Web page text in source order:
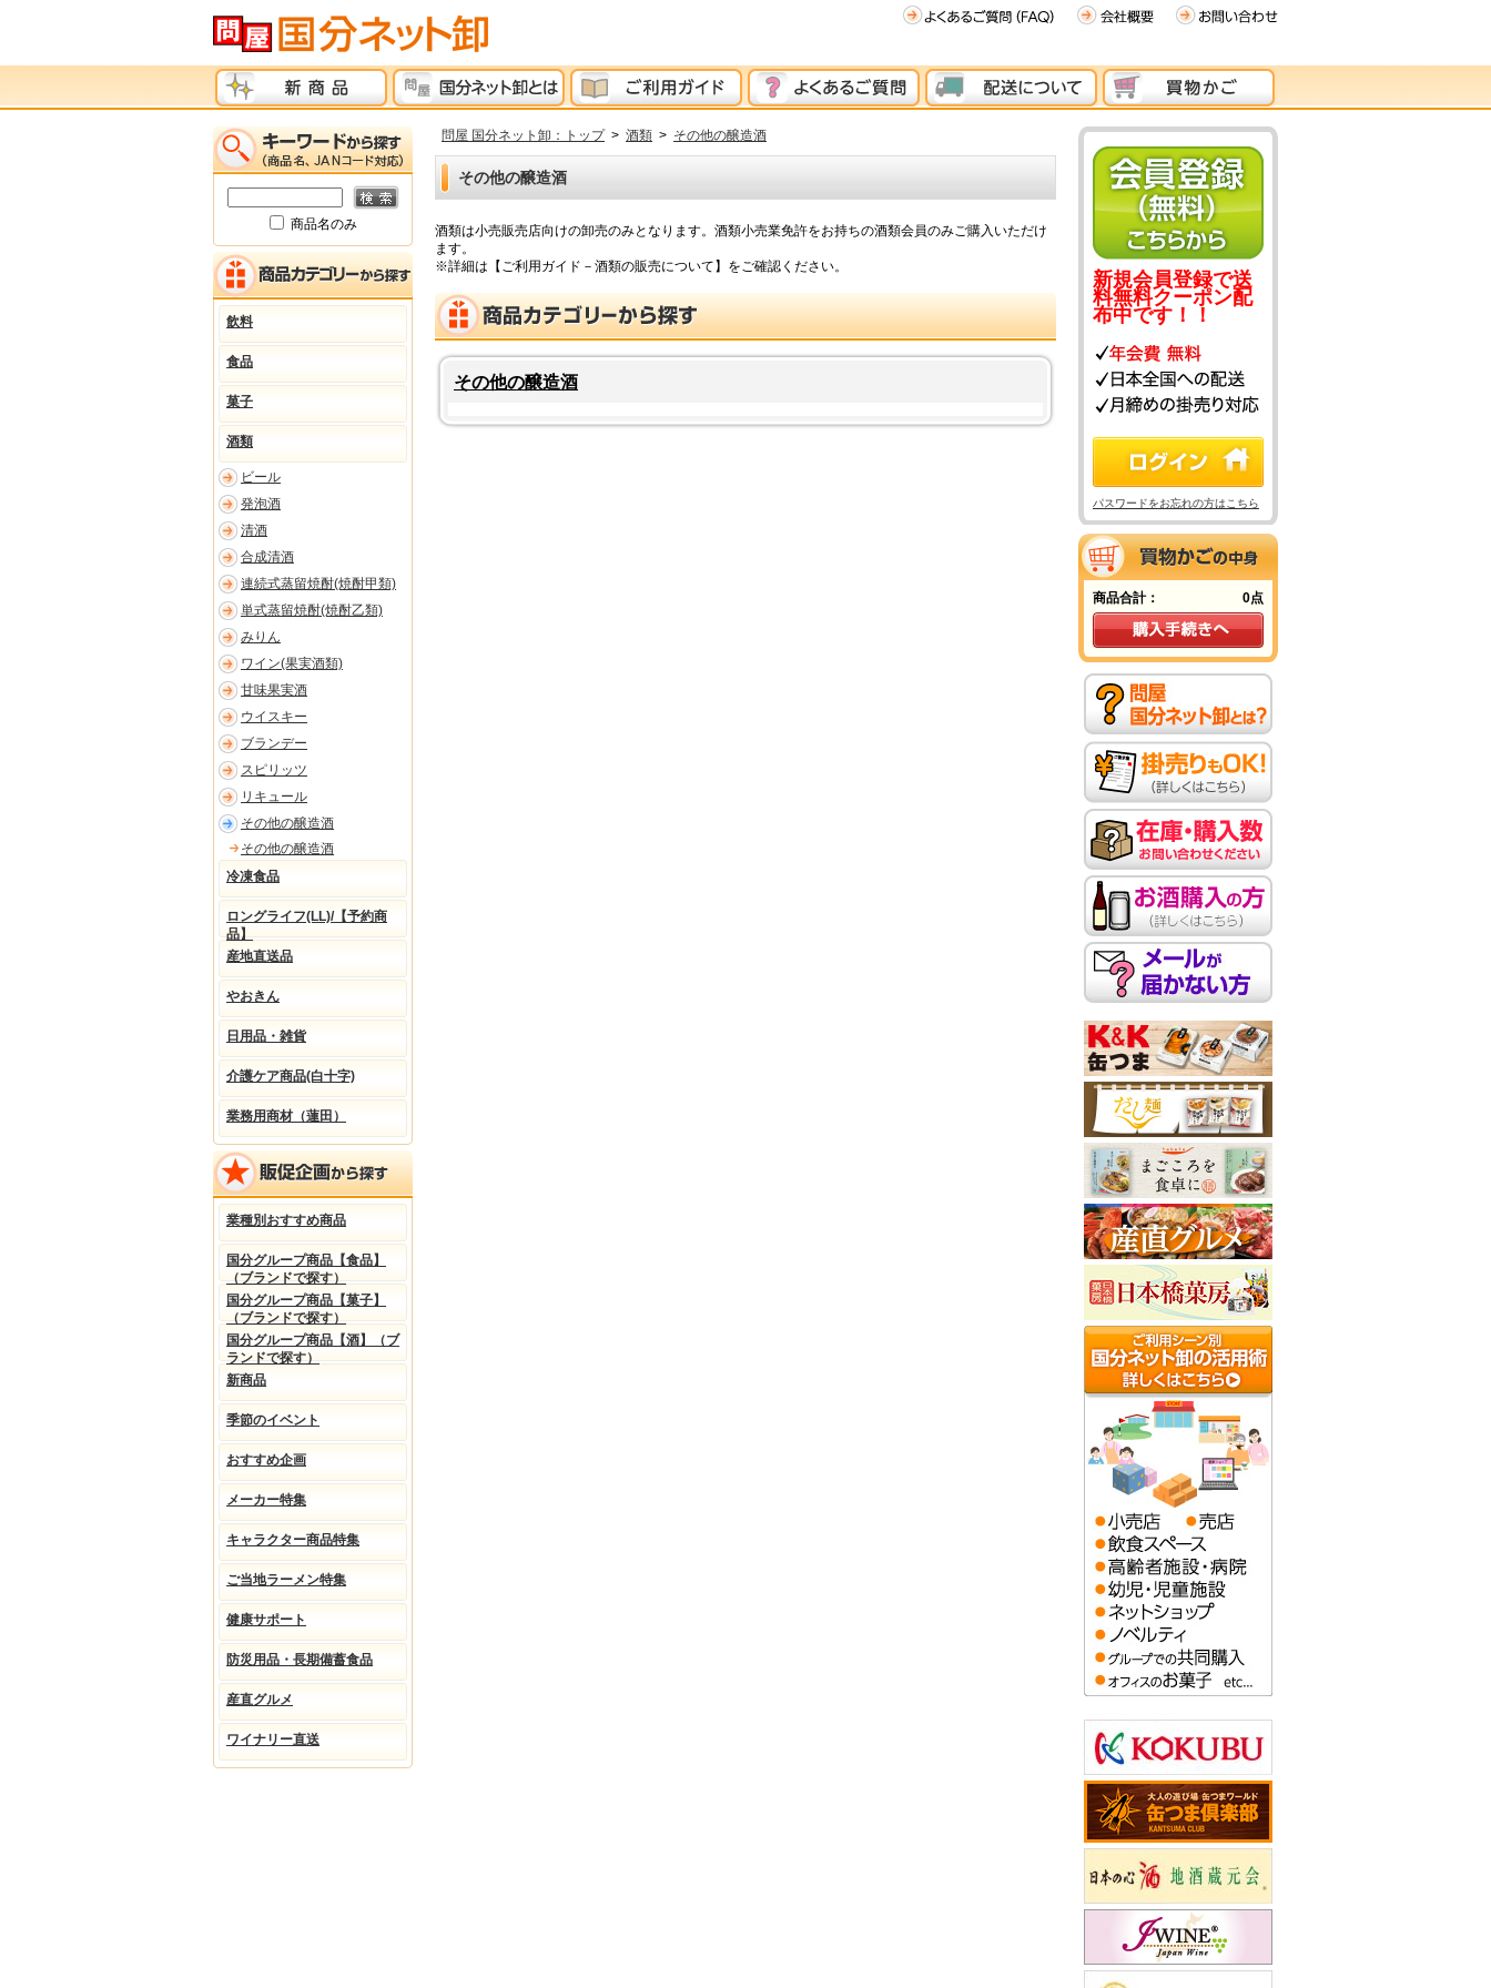
問屋 国分ネット卸：トップ > 酒類 > その他の醸造酒
その他の醸造酒
酒類は小売販売店向けの卸売のみとなります。酒類小売業免許をお持ちの酒類会員のみご購入いただけ
ます。
※詳細は【ご利用ガイド－酒類の販売について】をご確認ください。
その他の醸造酒
商品名のみ
飲料
食品
菓子
酒類
ビール
発泡酒
清酒
合成清酒
連続式蒸留焼酎(焼酎甲類)
単式蒸留焼酎(焼酎乙類)
みりん
ワイン(果実酒類)
甘味果実酒
ウイスキー
ブランデー
スピリッツ
リキュール
その他の醸造酒
その他の醸造酒
冷凍食品
ロングライフ(LL)/【予約商
品】
産地直送品
やおきん
日用品・雑貨
介護ケア商品(白十字)
業務用商材（蓮田）
業種別おすすめ商品
国分グループ商品【食品】
（ブランドで探す）
国分グループ商品【菓子】
（ブランドで探す）
国分グループ商品【酒】（ブ
ランドで探す）
新商品
季節のイベント
おすすめ企画
メーカー特集
キャラクター商品特集
ご当地ラーメン特集
健康サポート
防災用品・長期備蓄食品
産直グルメ
ワイナリー直送
新規会員登録で送
料無料クーポン配
布中です！！
パスワードをお忘れの方はこちら
商品合計： 0点